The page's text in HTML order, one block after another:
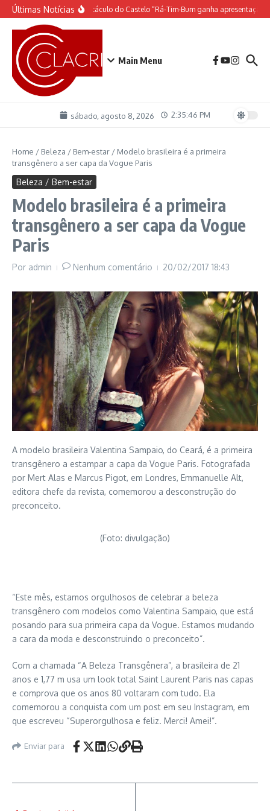
Ir para o conteúdo
Últimas NotíciasO espetáculo do Castelo “Rá-Tim-Bum ganha apresentação
Main Menu
sábado, agosto 8, 2026 2:35:46 PM
Home / Beleza / Bem-estar / Modelo brasileira é a primeira
transgênero a ser capa da Vogue Paris
Beleza / Bem-estar
Modelo brasileira é a primeira
transgênero a ser capa da Vogue
Paris
Por admin Nenhum comentário 20/02/2017 18:43
A modelo brasileira Valentina Sampaio, do Ceará, é a primeira
transgênero a estampar a capa da Vogue Paris. Fotografada
por Mert Alas e Marcus Pigot, em Londres, Emmanuelle Alt,
editora chefe da revista, comemorou a desconstrução do
preconceito.
(Foto: divulgação)
“Este mês, estamos orgulhosos de celebrar a beleza
transgênero com modelos como Valentina Sampaio, que está
posando para sua primeira capa da Vogue. Estamos mudando
a cara da moda e desconstruindo o preconceito”.
Com a chamada “A Beleza Transgênera”, a brasileira de 21
anos e 1,77 m usa um look total Saint Laurent Paris nas capas
e comprova que os anos 80 voltaram com tudo. Ela
comemorou a conquista com um post em seu Instagram, em
que escreveu “Superorgulhosa e feliz. Merci! Amei!”.
Enviar para